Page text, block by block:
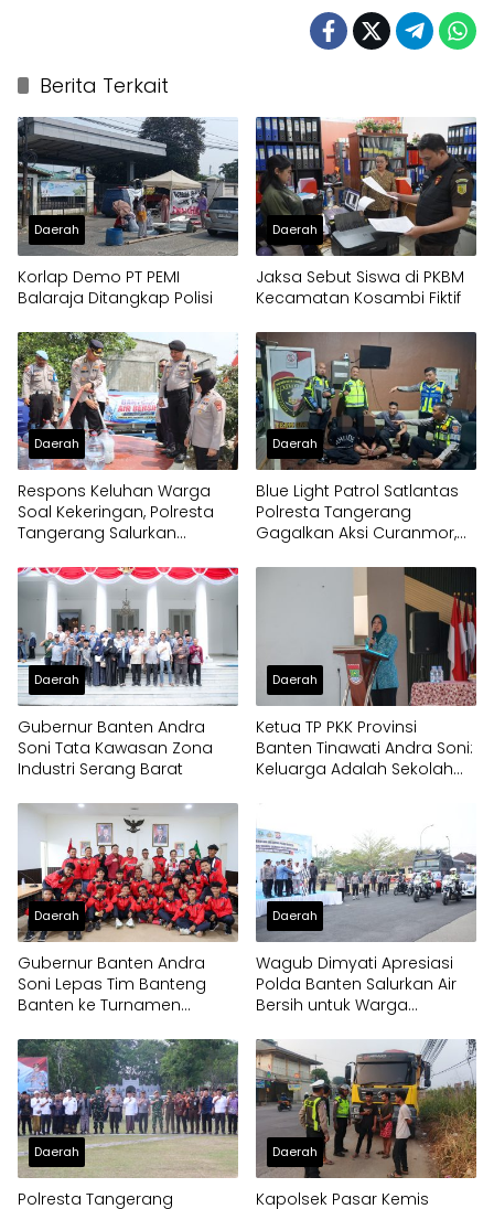
Berita Terkait
Daerah
Korlap Demo PT PEMI
Balaraja Ditangkap Polisi
Daerah
Jaksa Sebut Siswa di PKBM
Kecamatan Kosambi Fiktif
Daerah
Respons Keluhan Warga
Soal Kekeringan, Polresta
Tangerang Salurkan
Panongan
Daerah
Blue Light Patrol Satlantas
Polresta Tangerang
Gagalkan Aksi Curanmor,
Daerah
Gubernur Banten Andra
Soni Tata Kawasan Zona
Industri Serang Barat
Daerah
Ketua TP PKK Provinsi
Banten Tinawati Andra Soni:
Keluarga Adalah Sekolah
Daerah
Gubernur Banten Andra
Soni Lepas Tim Banteng
Banten ke Turnamen
Daerah
Wagub Dimyati Apresiasi
Polda Banten Salurkan Air
Bersih untuk Warga
Daerah
Polresta Tangerang
Daerah
Kapolsek Pasar Kemis